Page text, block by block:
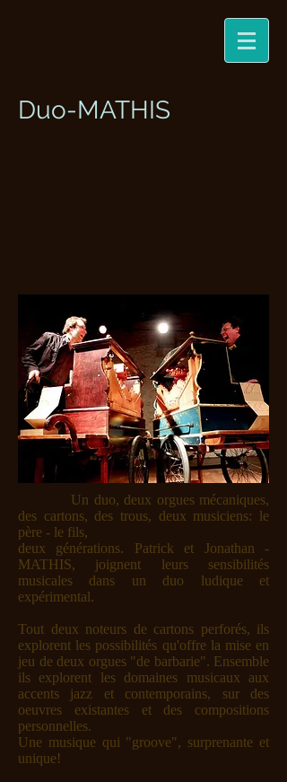
Duo-MATHIS
Un duo, deux orgues mécaniques,
des cartons, des trous, deux musiciens: le
père - le fils,
deux générations. Patrick et Jonathan -
MATHIS, joignent leurs sensibilités
musicales dans un duo ludique et
expérimental.
Tout deux noteurs de cartons perforés, ils
explorent les possibilités qu'offre la mise en
jeu de deux orgues "de barbarie". Ensemble
ils explorent les domaines musicaux aux
accents jazz et contemporains, sur des
oeuvres existantes et des compositions
personnelles.
Une musique qui "groove", surprenante et
unique!